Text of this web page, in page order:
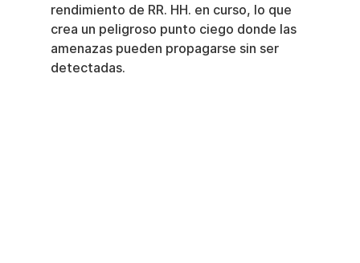
rendimiento de RR. HH. en curso, lo que
crea un peligroso punto ciego donde las
amenazas pueden propagarse sin ser
detectadas.